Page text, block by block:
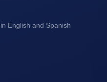
English and Spanish